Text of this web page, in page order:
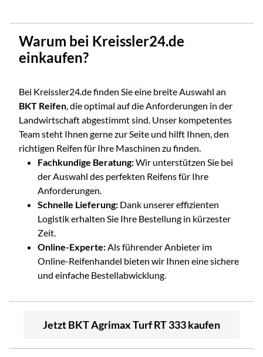
Warum bei Kreissler24.de
einkaufen?
Bei Kreissler24.de finden Sie eine breite Auswahl an
BKT Reifen, die optimal auf die Anforderungen in der
Landwirtschaft abgestimmt sind. Unser kompetentes
Team steht Ihnen gerne zur Seite und hilft Ihnen, den
richtigen Reifen für Ihre Maschinen zu finden.
Fachkundige Beratung:Wir unterstützen Sie bei
der Auswahl des perfekten Reifens für Ihre
Anforderungen.
Schnelle Lieferung: Dank unserer effizienten
Logistik erhalten Sie Ihre Bestellung in kürzester
Zeit.
Online-Experte:Als führender Anbieter im
Online-Reifenhandel bieten wir Ihnen eine sichere
und einfache Bestellabwicklung.
Jetzt BKT Agrimax Turf RT 333 kaufen